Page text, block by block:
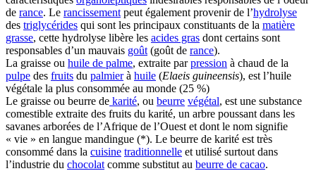
de rance. Le rancissement peut également provenir de l’hydrolyse
des triglycérides qui sont les principaux constituants de la matière
grasse, cette hydrolyse libère les acides gras dont certains sont
responsables d’un mauvais goût (goût de rance).
La graisse ou huile de palme, extraite parpression à chaud de la
pulpe des fruits du palmierà huile (Elaeis guineensis), est l’huile
végétale la plus consommée au monde (25 %)
Le graisse ou beurre de karité, ou beurre végétal, est une substance
comestible extraite des fruits du karité, un arbre poussant dans les
savanes arborées de l’Afrique de l’Ouest et dont le nom signifie
« vie » en langue mandingue (*). Le beurre de karité est très
consommé dans la cuisine traditionnelle et utilisé surtout dans
l’industrie du chocolat comme substitut au beurre de cacao.